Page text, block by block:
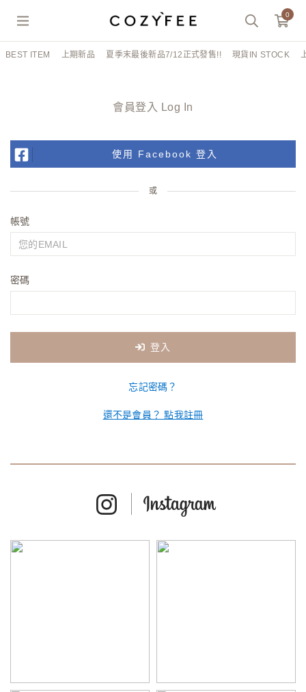
0
BEST ITEM 上期新品 夏季末最後新品7/12正式發售!! 現貨IN STOCK
會員登入 Log In
使用 Facebook 登入
或
帳號
密碼
登入
忘記密碼？
還不是會員？ 點我註冊